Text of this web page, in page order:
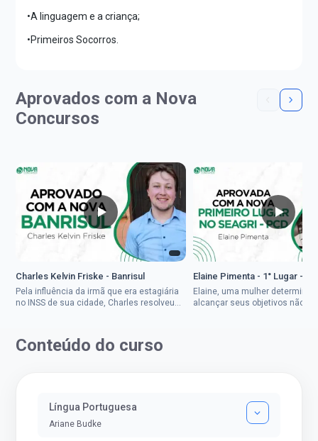
•A linguagem e a criança;
•Primeiros Socorros.
Aprovados com a Nova
Concursos
Charles Kelvin Friske - Banrisul
Pela influência da irmã que era estagiária
no INSS de sua cidade, Charles resolveu
Elaine Pimenta - 1° Lugar -
Elaine, uma mulher
alcançar seus objetivos não
Conteúdo do curso
Língua Portuguesa
Ariane Budke